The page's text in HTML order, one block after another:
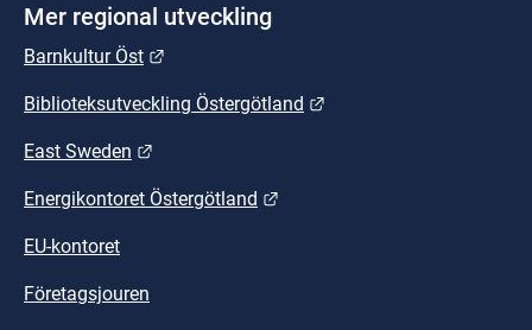
Mer regional utveckling
Barnkultur Öst
Biblioteksutveckling Östergötland
East Sweden
Energikontoret Östergötland
EU-kontoret
Företagsjouren